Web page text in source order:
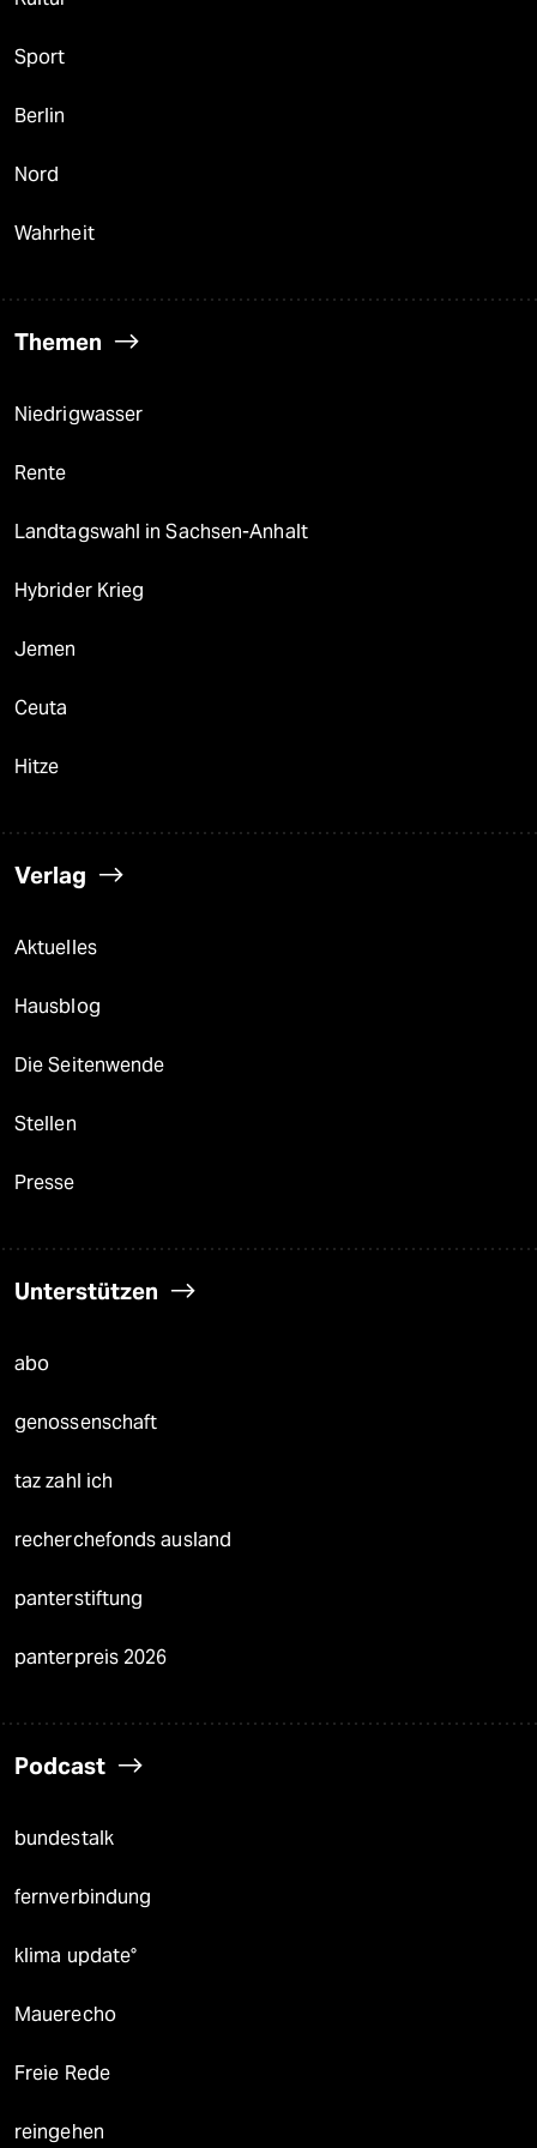
Sport
Berlin
Nord
Wahrheit
Themen
Niedrigwasser
Rente
Landtagswahl in Sachsen-Anhalt
Hybrider Krieg
Jemen
Ceuta
Hitze
Verlag
Aktuelles
Hausblog
Die Seitenwende
Stellen
Presse
Unterstützen
abo
genossenschaft
taz zahl ich
recherchefonds ausland
panterstiftung
panterpreis 2026
Podcast
bundestalk
fernverbindung
klima update°
Mauerecho
Freie Rede
reingehen